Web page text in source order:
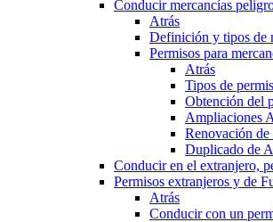
Conducir mercancías
Atrás
Definición y tipos de
Permisos para
Atrás
Tipos de
Obtención del
Ampliaciones
Renovación
Duplicado de
Conducir en el extranjero,
Permisos extranjeros y de
Atrás
Conducir con un